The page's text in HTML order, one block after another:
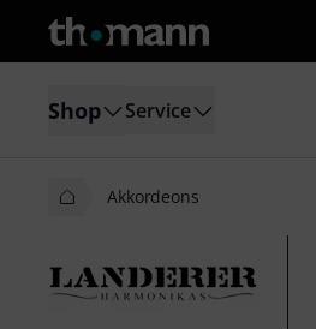
Shop Service
Akkordeons